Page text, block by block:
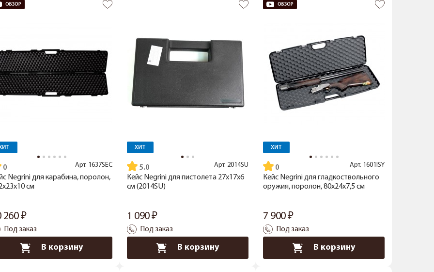
Арт. 1637SEC
Negrini для карабина, поролон,
см
260
Под заказ
В корзину
ХИТ
5.0 Арт. 2014SU
Кейс Negrini для пистолета 27x17x6
см (2014SU)
1 090
Под заказ
В корзину
ХИТ
Арт. 1601ISY
Кейс Negrini для гладкоствольного
оружия, поролон, 80x24x7,5 см
7 900
Под заказ
В корзину